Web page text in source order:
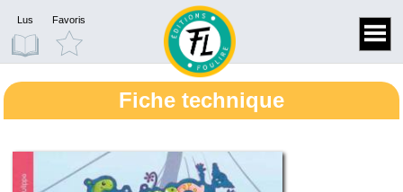
Lus Favoris
Fiche technique